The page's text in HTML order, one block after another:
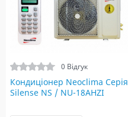
0 Відгук
Кондиціонер Neoclima Серія
Silense NS / NU-18AHZI